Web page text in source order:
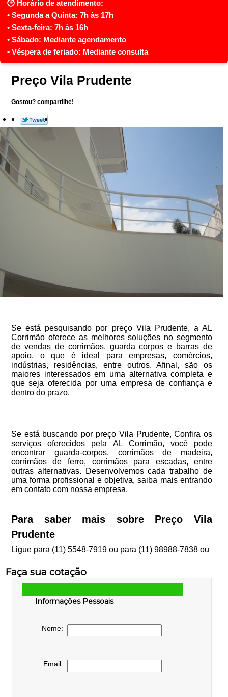
Preço Vila Prudente
Gostou? compartilhe!
Se está pesquisando por preço Vila Prudente, a AL
Corrimão oferece as melhores soluções no segmento
de vendas de corrimãos, guarda corpos e barras de
apoio, o que é ideal para empresas, comércios,
indústrias, residências, entre outros. Afinal, são os
maiores interessados em uma alternativa completa e
que seja oferecida por uma empresa de confiança e
dentro do prazo.
Se está buscando por preço Vila Prudente, Confira os
serviços oferecidos pela AL Corrimão, você pode
encontrar guarda-corpos, corrimãos de madeira,
corrimãos de ferro, corrimãos para escadas, entre
outras alternativas. Desenvolvemos cada trabalho de
uma forma profissional e objetiva, saiba mais entrando
em contato com nossa empresa.
Para saber mais sobre Preço Vila
Prudente
Ligue para (11) 5548-7919ou para (11) 98988-7838ou
Faça sua cotação
Informações Pessoais
Nome:
Email: